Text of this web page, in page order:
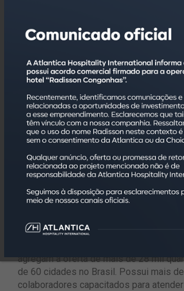
com uma equipe de profissionais
extremamente dedicados”, afirma
As unidades Go Inn da rede Atlantica
nos estados de São Paulo, Rio de
Santo, Minas Gerais, Paraná, Goiás,
Pernambuco e Distrito Federal.
Para reservas, acesse
www.reserveatlantica.com.br/hotel/go-
Atlantica Hospitality International
Fundada em 1998, a Atlantica
sediada no estado de São Paulo, conta
agregam a oferta de mais de 28 mil
de 60 cidades no Brasil. Possui mais
colaboradores capacitados para